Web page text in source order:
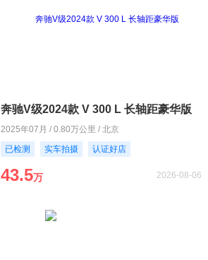
奔驰V级2024款 V 300 L 长轴距豪华版
2025年07月 / 0.80万公里 / 北京
已检测
实车拍摄 认证好店
43.5万 2026-08-06